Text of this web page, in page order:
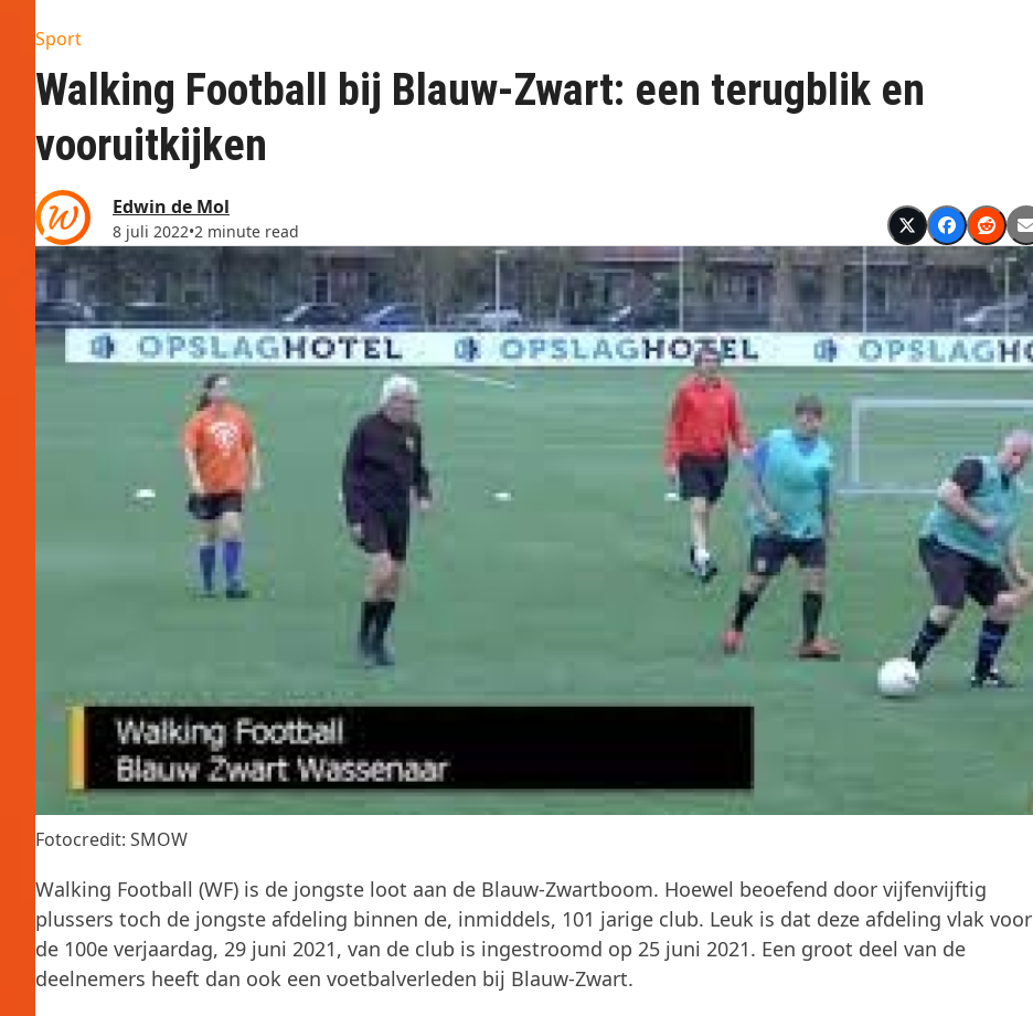
Sport
Walking Football bij Blauw-Zwart: een terugblik en
vooruitkijken
Edwin de Mol
8 juli 2022•2 minute read
Fotocredit: SMOW
Walking Football (WF) is de jongste loot aan de Blauw-Zwartboom. Hoewel beoefend door vijfenvijftig
plussers toch de jongste afdeling binnen de, inmiddels, 101 jarige club. Leuk is dat deze afdeling vlak voor
de 100e verjaardag, 29 juni 2021, van de club is ingestroomd op 25 juni 2021. Een groot deel van de
deelnemers heeft dan ook een voetbalverleden bij Blauw-Zwart.